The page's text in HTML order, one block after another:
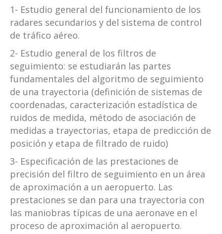
1- Estudio general del funcionamiento de los
radares secundarios y del sistema de control
de tráfico aéreo.
2- Estudio general de los filtros de
seguimiento: se estudiarán las partes
fundamentales del algoritmo de seguimiento
de una trayectoria (definición de sistemas de
coordenadas, caracterización estadística de
ruidos de medida, método de asociación de
medidas a trayectorias, etapa de predicción de
posición y etapa de filtrado de ruido)
3- Especificación de las prestaciones de
precisión del filtro de seguimiento en un área
de aproximación a un aeropuerto. Las
prestaciones se dan para una trayectoria con
las maniobras típicas de una aeronave en el
proceso de aproximación al aeropuerto.